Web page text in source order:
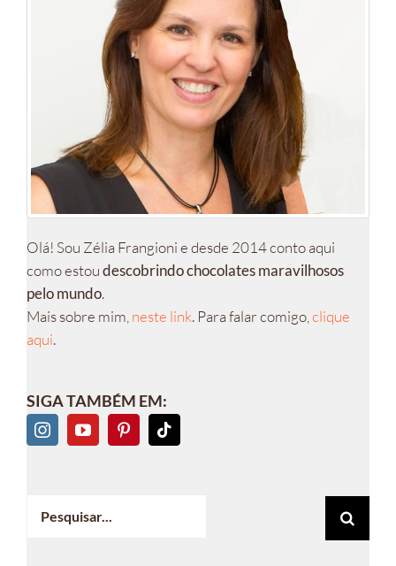
Olá! Sou Zélia Frangioni e desde 2014 conto aqui
como estoudescobrindo chocolates maravilhosos
pelo mundo.
Mais sobre mim, neste link. Para falar comigo, clique
aqui.
SIGA TAMBÉM EM:
resultados